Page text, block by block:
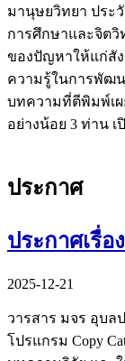
มานุษยวิทยา ปร
การศึกษาและจิตวิ
ของปัญหาให้แก่สั
ความรู้ในการพัฒ
บทความที่ตีพิมพ์เ
อย่างน้อย 3 ท่าน
ประกาศ
ประกาศเรื่อ
2025-12-21
วารสาร มจร อุบล
โปรแกรม Copy